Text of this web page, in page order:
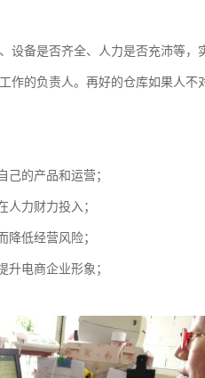
设备是否齐全、人力是否充沛等
的负责人。再好的仓库如果人不
的产品和运营；
力财力投入；
低经营风险；
电商企业形象；